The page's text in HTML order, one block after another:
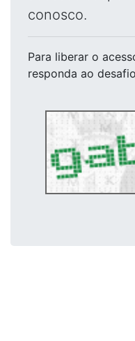
conosco.
Para liberar o
responda ao